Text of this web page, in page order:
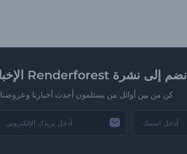
انضم إلى نشرة Renderforest الإخبارية
كن من بين أوائل من يستلمون أحدث أخبارنا وعروضنا